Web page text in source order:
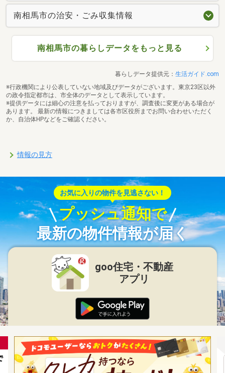
南相馬市の治安・ごみ収集情報
南相馬市の暮らしデータをもっと見る
暮らしデータ提供元： 生活ガイド.com
※行政機関により公表していない地域及びデータがございます。東京23区以外
の政令指定都市は、市全体のデータとして表示しています。
※提供データには細心の注意を払っておりますが、調査後に変更がある場合が
あります。 最新の情報につきましては各市区役所までお問い合わせいただく
か、自治体HPなどをご確認ください。
情報の見方
お気に入りの物件を見逃さない！
プッシュ通知で
最新の物件情報が届く
goo住宅・不動産
アプリ